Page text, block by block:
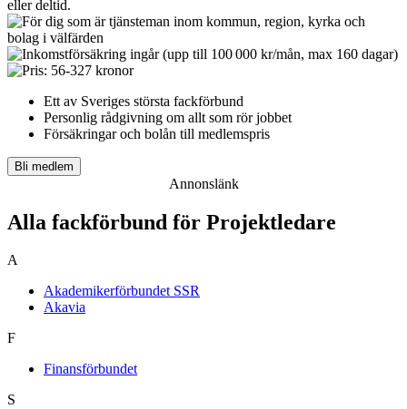
Ett av Sveriges största fackförbund
Personlig rådgivning om allt som rör jobbet
Försäkringar och bolån till medlemspris
Bli medlem
Annonslänk
Alla fackförbund för Projektledare
A
Akademikerförbundet SSR
Akavia
F
Finansförbundet
S